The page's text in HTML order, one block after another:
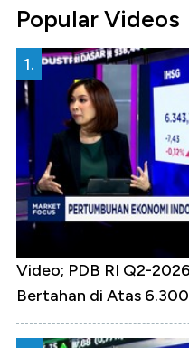
Popular Videos
1.
Video; PDB RI Q2-
Bertahan di Atas 6.300